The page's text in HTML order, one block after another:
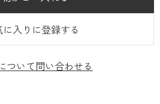
に入りに登録する
ついて問い合わせる